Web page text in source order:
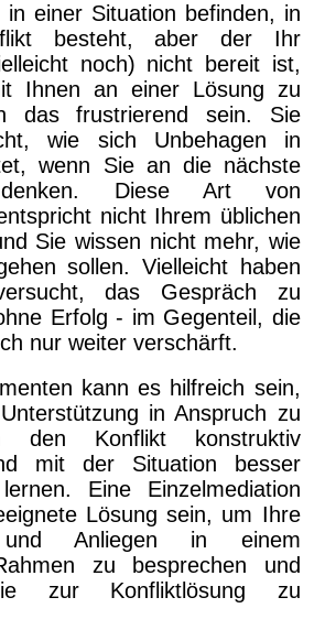
einer Situation befinden, in
besteht, aber der Ihr
noch) nicht bereit ist,
Ihnen an einer Lösung zu
das frustrierend sein. Sie
wie sich Unbehagen in
wenn Sie an die nächste
denken. Diese Art von
nicht Ihrem üblichen
Sie wissen nicht mehr, wie
sollen. Vielleicht haben
das Gespräch zu
Erfolg - im Gegenteil, die
nur weiter verschärft.
kann es hilfreich sein,
in Anspruch zu
den Konflikt konstruktiv
mit der Situation besser
Eine Einzelmediation
Lösung sein, um Ihre
und Anliegen in einem
zu besprechen und
zur Konfliktlösung zu